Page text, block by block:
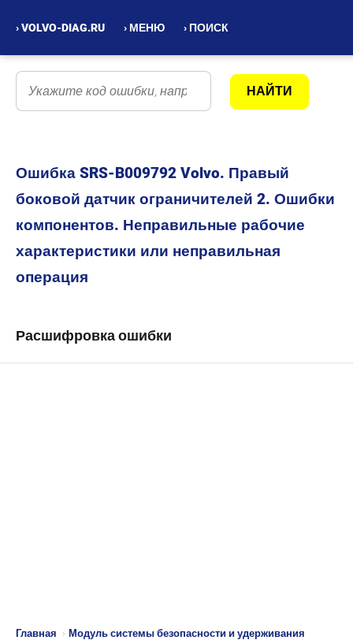
› VOLVO-DIAG.RU › МЕНЮ › ПОИСК
Ошибка SRS-B009792 Volvo. Правый
боковой датчик ограничителей 2. Ошибки
компонентов. Неправильные рабочие
характеристики или неправильная
операция
Расшифровка ошибки
Главная › Модуль системы безопасности и удерживания